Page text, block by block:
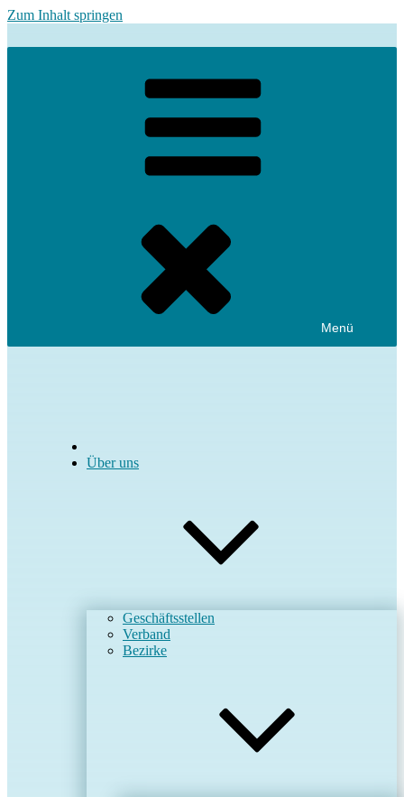
Zum Inhalt springen
Menü
Über uns
Geschäftsstellen
Verband
Bezirke